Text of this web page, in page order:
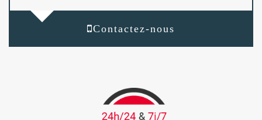
Contactez-nous